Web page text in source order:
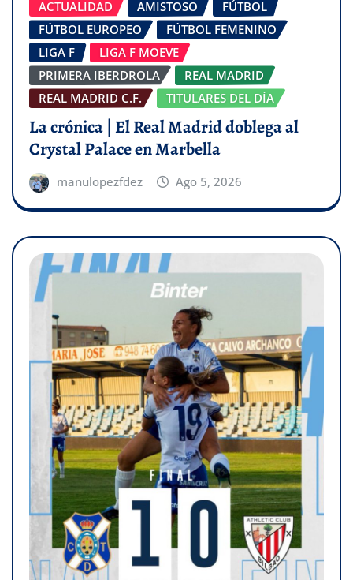
ACTUALIDAD AMISTOSO
FÚTBOL
FÚTBOL EUROPEO
FÚTBOL FEMENINO
LIGA F
LIGA F MOEVE
PRIMERA IBERDROLA
REAL MADRID
REAL MADRID C.F.
TITULARES DEL DÍA
La crónica | El Real Madrid doblega al
Crystal Palace en Marbella
manulopezfdez Ago 5, 2026